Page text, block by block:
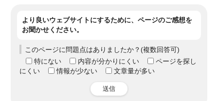
より良いウェブサイトにするために、ページのご感想を
お聞かせください。
このページに問題点はありましたか？(複数回答可)
特にない
内容が分かりにくい
ページを探し
にくい
情報が少ない 文章量が多い
送信